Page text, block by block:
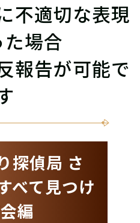
不適切な表現
場合
報告が可能で
探偵局 さ
べて見つけ
編